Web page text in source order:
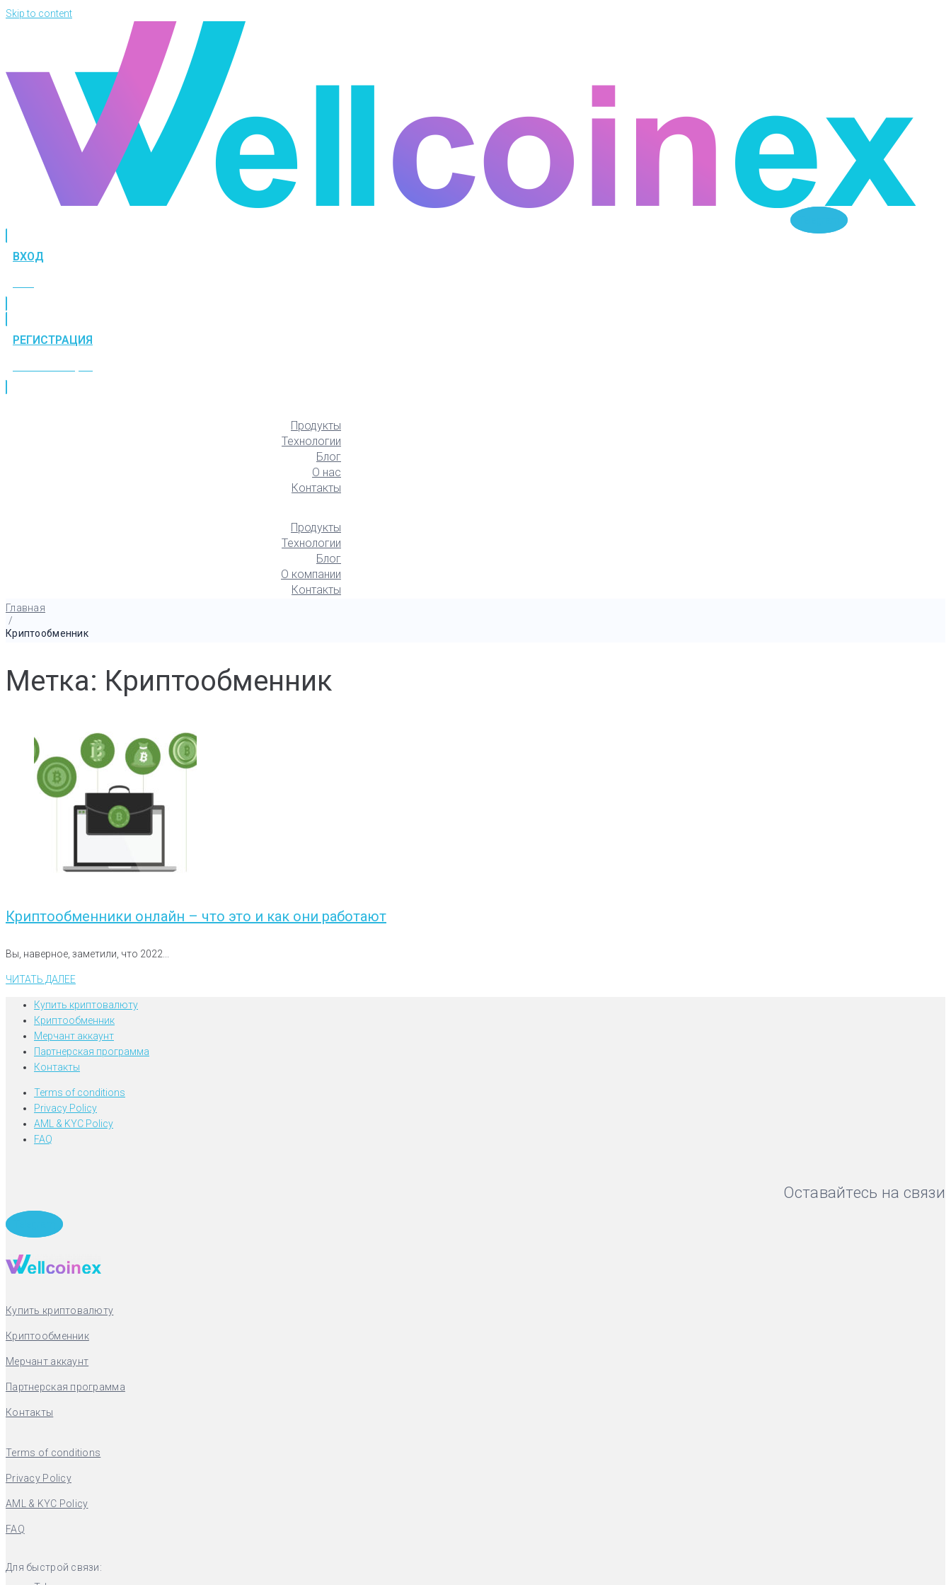
Skip to content
ВХОД
РЕГИСТРАЦИЯ
Продукты
Технологии
Блог
О нас
Контакты
Продукты
Технологии
Блог
О компании
Контакты
Главная
/
Криптообменник
Метка: Криптообменник
Криптообменники онлайн – что это и как они работают
Вы, наверное, заметили, что 2022...
ЧИТАТЬ ДАЛЕЕ
Купить криптовалюту
Криптообменник
Мерчант аккаунт
Партнерская программа
Контакты
Terms of conditions
Privacy Policy
AML & KYC Policy
FAQ
Оставайтесь на связи
Купить криптовалюту
Криптообменник
Мерчант аккаунт
Партнерская программа
Контакты
Terms of conditions
Privacy Policy
AML & KYC Policy
FAQ
Для быстрой связи: